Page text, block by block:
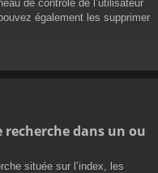
de contrôle de l’utilisateur
également les supprimer
dans un ou
située sur l’index, les